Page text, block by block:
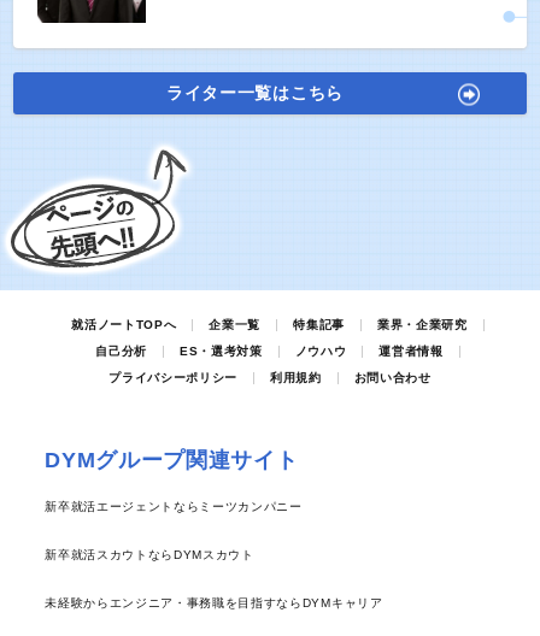
ライター一覧はこちら
就活ノートTOPへ 企業一覧 特集記事
業界・企業研究
自己分析
ES・選考対策 ノウハウ
運営者情報
プライバシーポリシー
利用規約 お問い合わせ
DYMグループ関連サイト
新卒就活エージェントならミーツカンパニー
新卒就活スカウトならDYMスカウト
未経験からエンジニア・事務職を目指すならDYMキャリア